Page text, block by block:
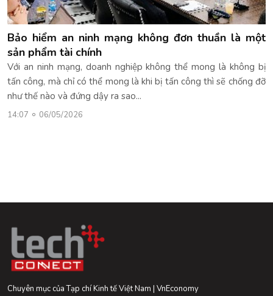
Bảo hiểm an ninh mạng không đơn thuần là một
sản phẩm tài chính
Với an ninh mạng, doanh nghiệp không thể mong là không bị
tấn công, mà chỉ có thể mong là khi bị tấn công thì sẽ chống đỡ
như thế nào và đứng dậy ra sao...
14:07 06/05/2026
Chuyên mục của Tạp chí Kinh tế Việt Nam | VnEconomy